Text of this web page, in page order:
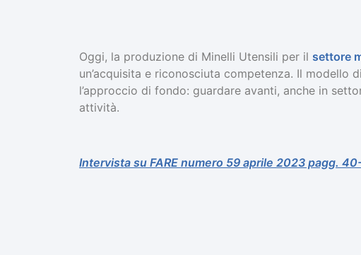
Oggi, la produzione di Minelli Utensili per il settore
un’acquisita e riconosciuta competenza. Il
l’approccio di fondo: guardare avanti, anche in
attività.
Intervista su FARE numero 59 aprile 2023 pagg.